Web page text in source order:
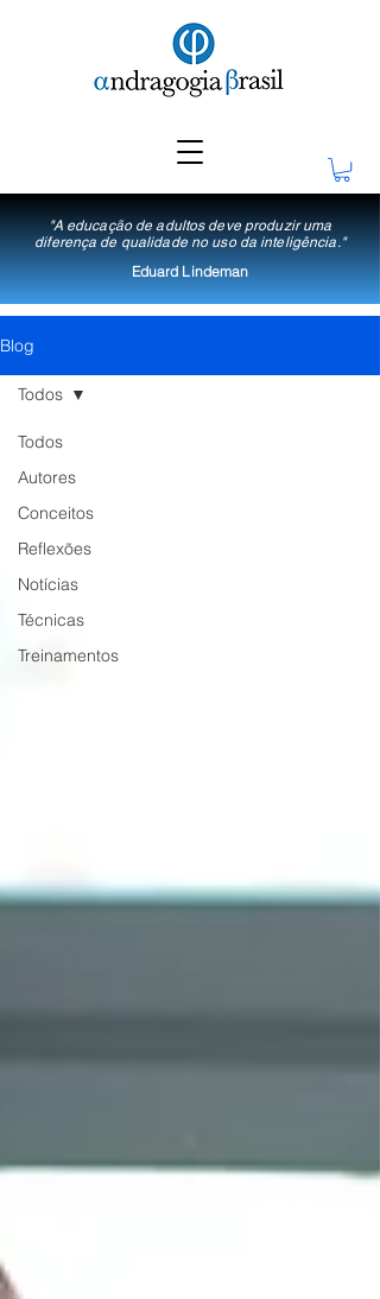
"A educação de adultos deve produzir uma
diferença de qualidade no uso da inteligência."
Eduard Lindeman
Blog
Todos
Autores
Conceitos
Reflexões
Notícias
Técnicas
Treinamentos
Todos